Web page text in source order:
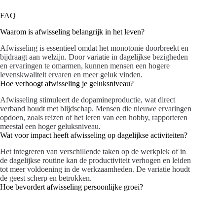
FAQ
Waarom is afwisseling belangrijk in het leven?
Afwisseling is essentieel omdat het monotonie doorbreekt en
bijdraagt aan welzijn. Door variatie in dagelijkse bezigheden
en ervaringen te omarmen, kunnen mensen een hogere
levenskwaliteit ervaren en meer geluk vinden.
Hoe verhoogt afwisseling je geluksniveau?
Afwisseling stimuleert de dopamineproductie, wat direct
verband houdt met blijdschap. Mensen die nieuwe ervaringen
opdoen, zoals reizen of het leren van een hobby, rapporteren
meestal een hoger geluksniveau.
Wat voor impact heeft afwisseling op dagelijkse activiteiten?
Het integreren van verschillende taken op de werkplek of in
de dagelijkse routine kan de productiviteit verhogen en leiden
tot meer voldoening in de werkzaamheden. De variatie houdt
de geest scherp en betrokken.
Hoe bevordert afwisseling persoonlijke groei?